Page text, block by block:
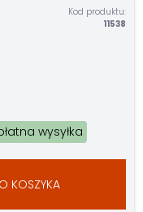
Kod produktu:
11538
wysyłka
KOSZYKA